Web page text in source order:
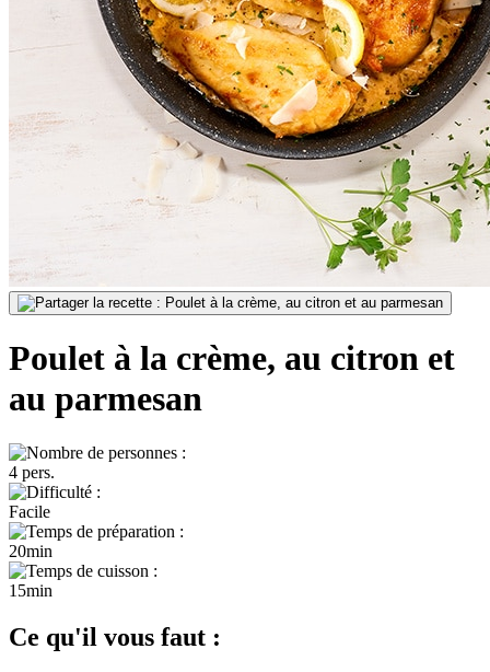
Poulet à la crème, au citron et
au parmesan
4 pers.
Facile
20min
15min
Ce qu'il vous faut :